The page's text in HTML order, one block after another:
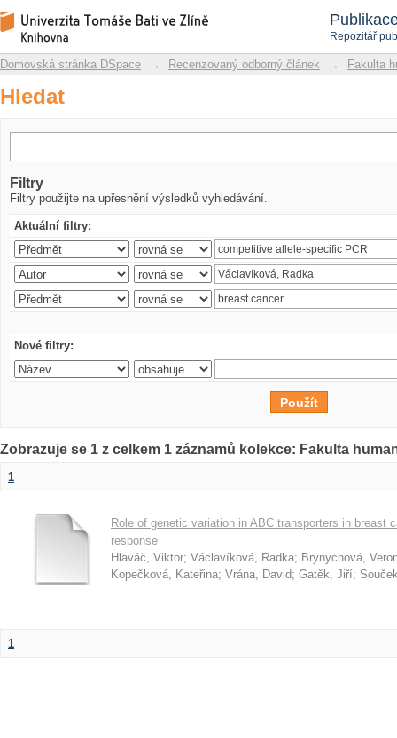
Repozitář
Hledat
Repozitář DSpace/Manakin
Domovská stránka DSpace → Recenzovaný odborný článek → Fakulta
Hledat
Filtry
Filtry použijte na upřesnění výsledků vyhledávání.
Aktuální filtry:
Nové filtry:
Zobrazuje se 1 z celkem 1 záznamů kolekce: Fakulta
1
Role of genetic variation in ABC transporters in breast
response
Hlaváč, Viktor; Václavíková, Radka; Brynychová,
Kopečková, Kateřina; Vrána, David; Gatěk, Jiří;
1